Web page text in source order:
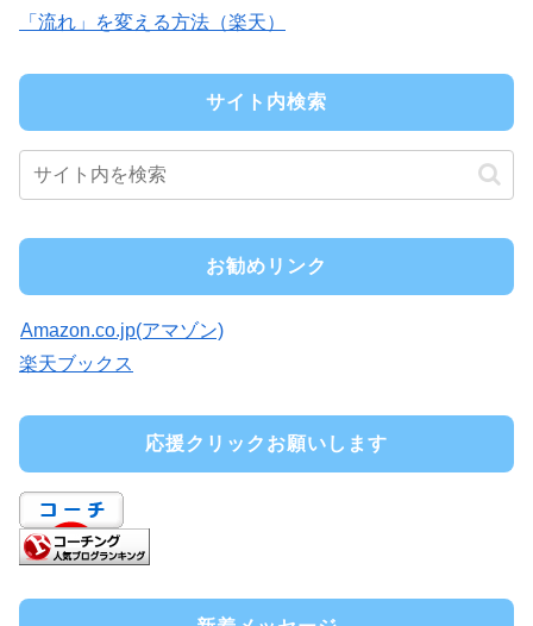
「流れ」を変える方法（楽天）
サイト内検索
お勧めリンク
Amazon.co.jp(アマゾン)
楽天ブックス
応援クリックお願いします